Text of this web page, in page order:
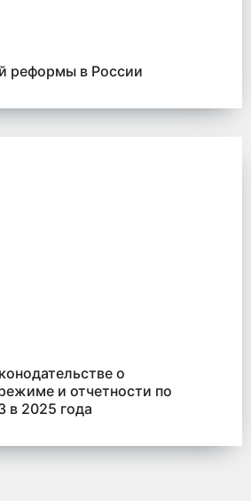
реформы в России
о
и отчетности по
в 2025 года